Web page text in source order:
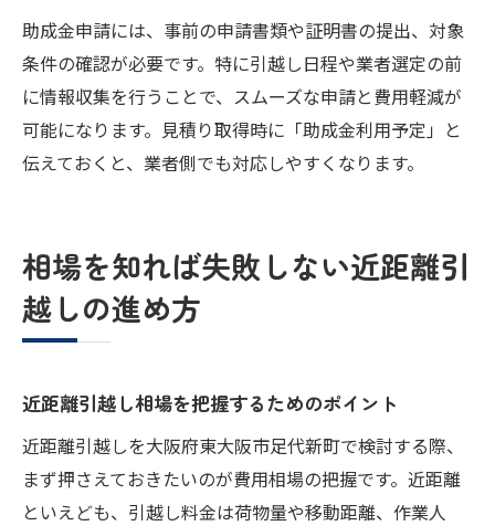
助成金申請には、事前の申請書類や証明書の提出、対象
条件の確認が必要です。特に引越し日程や業者選定の前
に情報収集を行うことで、スムーズな申請と費用軽減が
可能になります。見積り取得時に「助成金利用予定」と
伝えておくと、業者側でも対応しやすくなります。
相場を知れば失敗しない近距離引
越しの進め方
近距離引越し相場を把握するためのポイント
近距離引越しを大阪府東大阪市足代新町で検討する際、
まず押さえておきたいのが費用相場の把握です。近距離
といえども、引越し料金は荷物量や移動距離、作業人